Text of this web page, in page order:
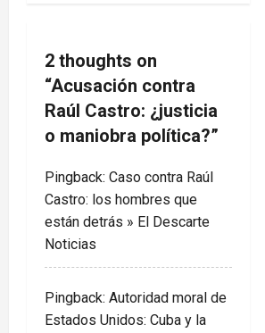
i
g
t
i
o
n
2 thoughts on
“Acusación contra
Raúl Castro: ¿justicia
o maniobra política?”
Pingback: Caso contra Raúl
Castro: los hombres que
están detrás » El Descarte
Noticias
Pingback: Autoridad moral de
Estados Unidos: Cuba y la